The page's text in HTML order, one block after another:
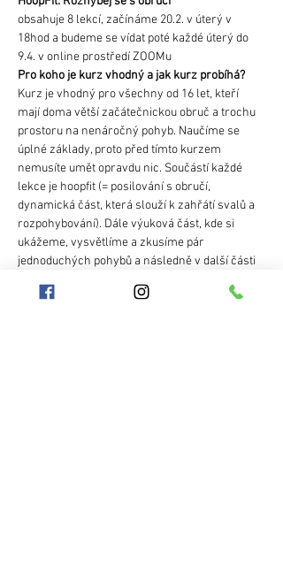
obsahuje 8 lekcí, začínáme 20.2. v úterý v
18hod a budeme se vídat poté každé úterý do
9.4. v online prostředí ZOOMu
Pro koho je kurz vhodný a jak kurz probíhá?
Kurz je vhodný pro všechny od 16 let, kteří
mají doma větší začátečnickou obruč a trochu
prostoru na nenáročný pohyb. Naučíme se
úplné základy, proto před tímto kurzem
nemusíte umět opravdu nic. Součástí každé
lekce je hoopfit (= posilování s obručí,
dynamická část, která slouží k zahřátí svalů a
rozpohybování). Dále výuková část, kde si
ukážeme, vysvětlíme a zkusíme pár
jednoduchých pohybů a následně v další části
procvičení. Posledních pár minut každé hodiny